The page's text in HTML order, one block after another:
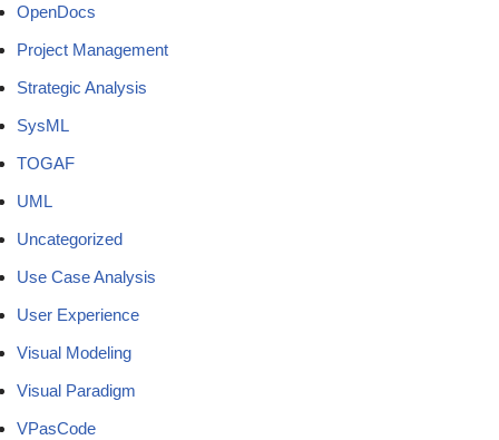
OpenDocs
Project Management
Strategic Analysis
SysML
TOGAF
UML
Uncategorized
Use Case Analysis
User Experience
Visual Modeling
Visual Paradigm
VPasCode